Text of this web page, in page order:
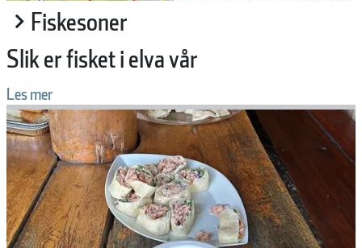
Fiskesoner
Slik er fisket i elva vår
Les mer